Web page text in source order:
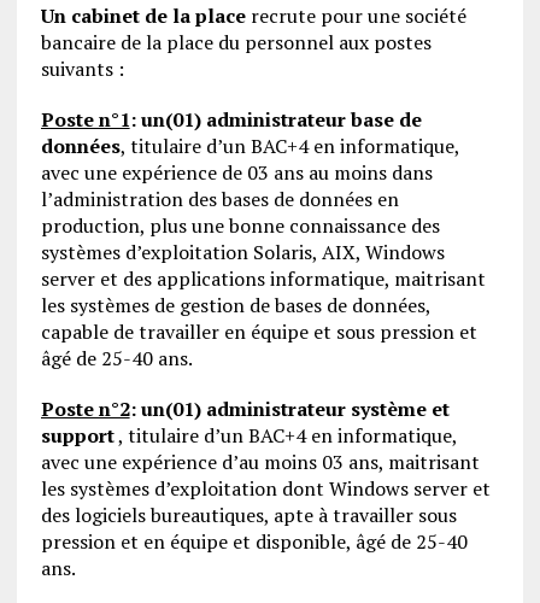
Un cabinet de la placerecrute pour une société
bancaire de la place du personnel aux postes
suivants :
Poste n°1: un(01) administrateur base de
données, titulaire d’un BAC+4 en informatique,
avec une expérience de 03 ans au moins dans
l’administration des bases de données en
production, plus une bonne connaissance des
systèmes d’exploitation Solaris, AIX, Windows
server et des applications informatique, maitrisant
les systèmes de gestion de bases de données,
capable de travailler en équipe et sous pression et
âgé de 25-40 ans.
Poste n°2: un(01) administrateur système et
support, titulaire d’un BAC+4 en informatique,
avec une expérience d’au moins 03 ans, maitrisant
les systèmes d’exploitation dont Windows server et
des logiciels bureautiques, apte à travailler sous
pression et en équipe et disponible, âgé de 25-40
ans.